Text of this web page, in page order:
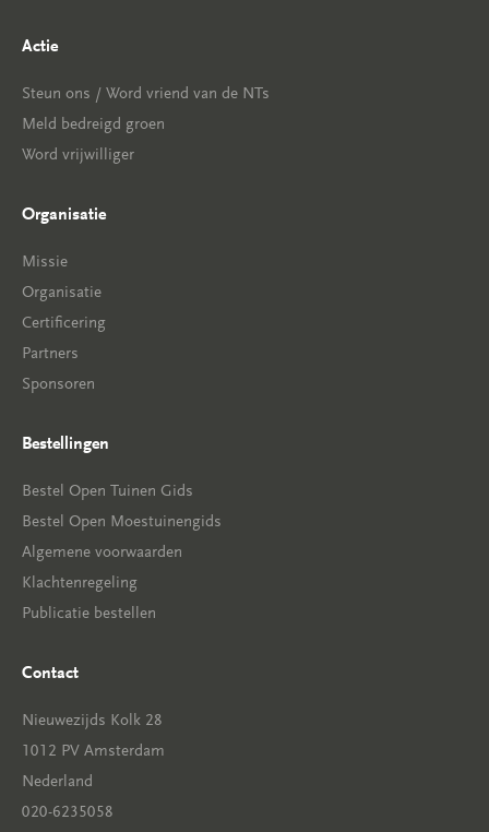
Actie
Steun ons / Word vriend van de NTs
Meld bedreigd groen
Word vrijwilliger
Organisatie
Missie
Organisatie
Certificering
Partners
Sponsoren
Bestellingen
Bestel Open Tuinen Gids
Bestel Open Moestuinengids
Algemene voorwaarden
Klachtenregeling
Publicatie bestellen
Contact
Nieuwezijds Kolk 28
1012 PV Amsterdam
Nederland
020-6235058